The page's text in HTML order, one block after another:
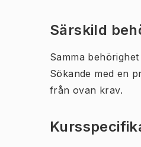
Särskild
Samma
Sökande med en
från ovan krav.